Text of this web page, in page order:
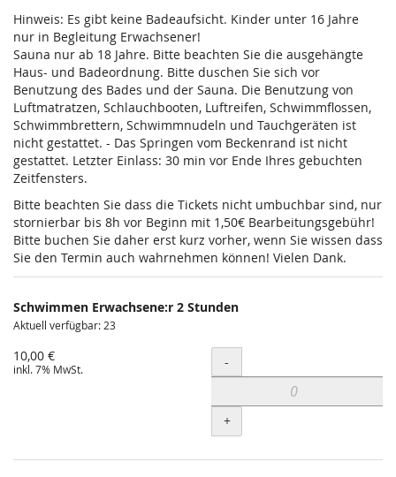
Hinweis: Es gibt keine Badeaufsicht. Kinder unter 16 Jahre
nur in Begleitung Erwachsener!
Sauna nur ab 18 Jahre. Bitte beachten Sie die ausgehängte
Haus- und Badeordnung. Bitte duschen Sie sich vor
Benutzung des Bades und der Sauna. Die Benutzung von
Luftmatratzen, Schlauchbooten, Luftreifen, Schwimmflossen,
Schwimmbrettern, Schwimmnudeln und Tauchgeräten ist
nicht gestattet. - Das Springen vom Beckenrand ist nicht
gestattet. Letzter Einlass: 30 min vor Ende Ihres gebuchten
Zeitfensters.
Bitte beachten Sie dass die Tickets nicht umbuchbar sind, nur
stornierbar bis 8h vor Beginn mit 1,50€ Bearbeitungsgebühr!
Bitte buchen Sie daher erst kurz vorher, wenn Sie wissen dass
Sie den Termin auch wahrnehmen können! Vielen Dank.
Schwimmen Erwachsene:r 2 Stunden
Aktuell verfügbar: 23
10,00 €
inkl. 7% MwSt. Menge
-
+